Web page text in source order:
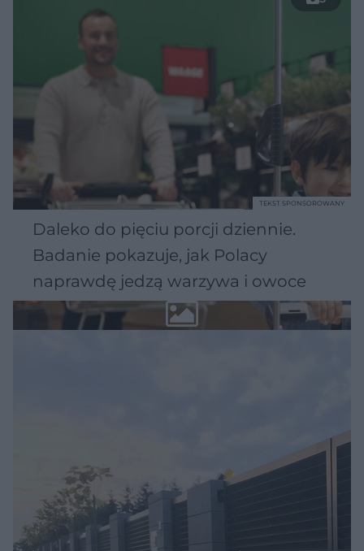
Daleko do pięciu porcji dziennie.
Badanie pokazuje, jak Polacy
naprawdę jedzą warzywa i owoce
TEKST SPONSOROWANY